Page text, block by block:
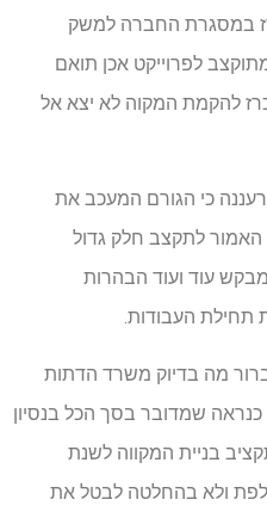
במסגרת החברה למשק
לפרוייקט אכן תואם
להקמת המקוה לא יצא אל
רעננה כי הגורם המעכב את
לתקצב חלק גדול
עוד ועוד הבהרות
העבודות.
ברור מה בדיוק משרד הדתות
שמדובר בסך הכל בנסיון
בניית המקווה לשנת
החולפת ולא בהחלטה לבטל את